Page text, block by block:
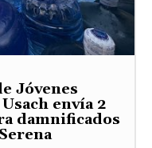
Jóvenes
envía 2
damnificados